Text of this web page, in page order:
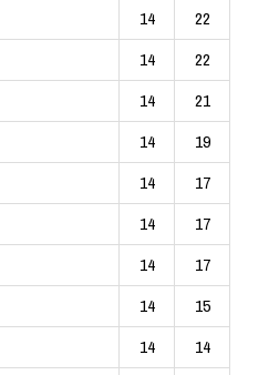
14
22
14
22
14
21
14
19
14
17
14
17
14
17
14
15
14
14